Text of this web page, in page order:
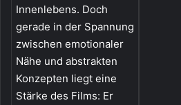
Innenlebens. Doch
gerade in der Spannung
zwischen emotionaler
Nähe und abstrakten
Konzepten liegt eine
Stärke des Films: Er